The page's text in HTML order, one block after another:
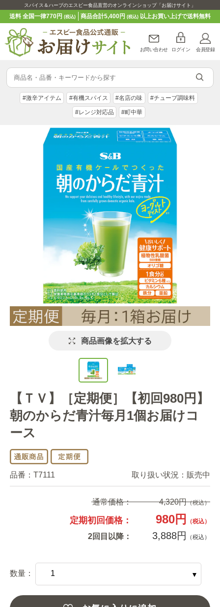
スパイス＆ハーブのエスビー食品直営のオンラインショップ「お届けサイト」
送料 全国一律770円(税込) 商品合計5,400円 (税込)以上お買い上げで送料無料
お問い合わせ ログイン 会員登録
#激辛アイテム #有機スパイス #名店の味 #チューブ調味料
#レンジ対応品 #町中華
商品画像を拡大する
【ＴＶ】［定期便］【初回980円】
朝のからだ青汁毎月1個お届けコ
ース
品番： T7111 取り扱い状況： 販売中
通常価格： 4,320円（税込）
定期初回価格： 980円 （税込）
2回目以降： 3,888円 （税込）
数量：